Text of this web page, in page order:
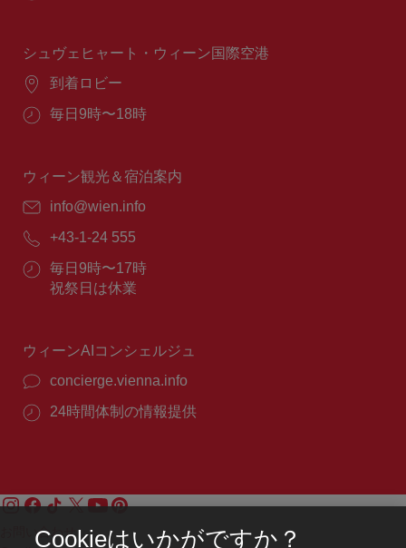
間：
シュヴェヒャート・ウィーン国際空港
場
到着ロビー
営
間：
毎日9時〜18時
ウィーン観光＆宿泊案内
E
ー
ル：
info@wien.info
電
番
号：
+43-1-24 555
営
業
毎日9時〜17時
祝祭日は休業
ウィーンAIコンシェルジュ
concierge.vienna.info
24時間体制の情報提供
お問い合わせ
Cookieはいかがですか？